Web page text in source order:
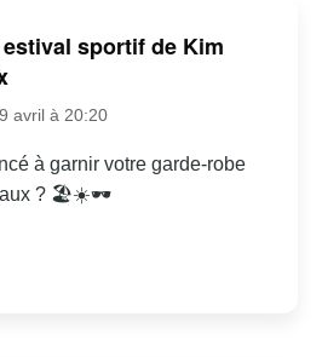
sportif de Kim
avril à 20:20
à garnir votre garde-robe
? 🏖☀🕶